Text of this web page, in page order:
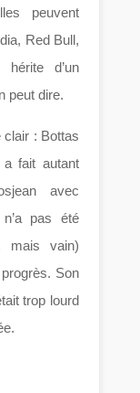
peuvent
Red Bull,
d’un
peut dire.
clair : Bottas
fait autant
avec
n’a pas été
mais vain)
Son
trop lourd